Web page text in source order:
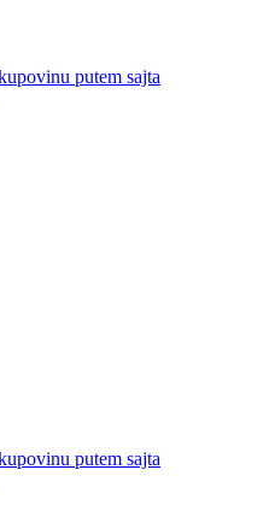
putem sajta
putem sajta